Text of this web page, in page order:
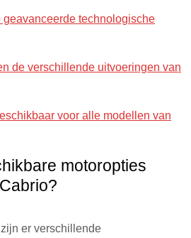
geavanceerde technologische
de verschillende uitvoeringen van
voor alle modellen van
motoropties
er verschillende